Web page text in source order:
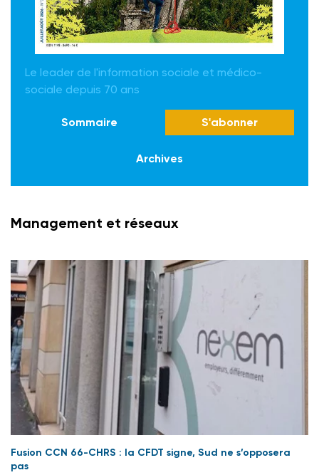
Le leader de l'information sociale et médico-
sociale depuis 70 ans
Sommaire S'abonner
Archives
Management et réseaux
Fusion CCN 66-CHRS : la CFDT signe, Sud ne s’opposera
pas